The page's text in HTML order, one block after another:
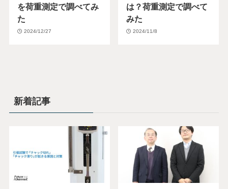
を荷重測定で調べてみ
た
2024/12/27
は？荷重測定で調べて
みた
2024/11/8
新着記事